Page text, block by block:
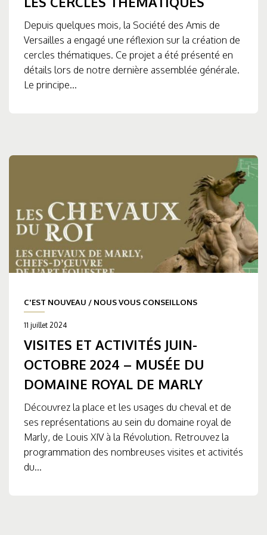
Depuis quelques mois, la Société des Amis de
Versailles a engagé une réflexion sur la création de
cercles thématiques. Ce projet a été présenté en
détails lors de notre dernière assemblée générale.
Le principe...
C'EST NOUVEAU / NOUS VOUS CONSEILLONS
11 juillet 2024
VISITES ET ACTIVITÉS JUIN-
OCTOBRE 2024 – MUSÉE DU
DOMAINE ROYAL DE MARLY
Découvrez la place et les usages du cheval et de
ses représentations au sein du domaine royal de
Marly, de Louis XIV à la Révolution. Retrouvez la
programmation des nombreuses visites et activités
du...